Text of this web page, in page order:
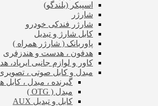
اسپیکر (بلندگو)
شارژر
شارژر فندکی خودرو
کابل شارژ و تبدیل
پاوربانک ( شارژر همراه )
هدفون ، هدست و هندزفری
کاور و لوازم جانبی ایرپاد،
مبدل و کابل صوتی ،
گیرنده ، مبدل ،
مبدل ( OTG )
کابل و تبدیل AUX